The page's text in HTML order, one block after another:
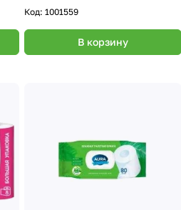
4 рулона
Код: 1001559
В корзину